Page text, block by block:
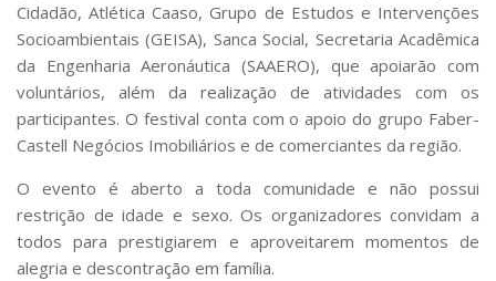
Cidadão, Atlética Caaso, Grupo de Estudos e Intervenções
Socioambientais (GEISA), Sanca Social, Secretaria Acadêmica
da Engenharia Aeronáutica (SAAERO), que apoiarão com
voluntários, além da realização de atividades com os
participantes. O festival conta com o apoio do grupo Faber-
Castell Negócios Imobiliários e de comerciantes da região.
O evento é aberto a toda comunidade e não possui
restrição de idade e sexo. Os organizadores convidam a
todos para prestigiarem e aproveitarem momentos de
alegria e descontração em família.